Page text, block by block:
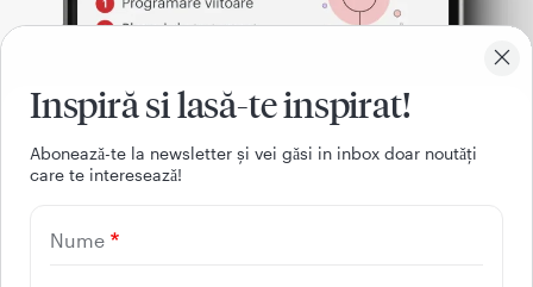
Inspiră si lasă-te inspirat!
Aboneazǎ-te la newsletter și vei gǎsi in inbox doar noutǎți
care te intereseazǎ!
Nume